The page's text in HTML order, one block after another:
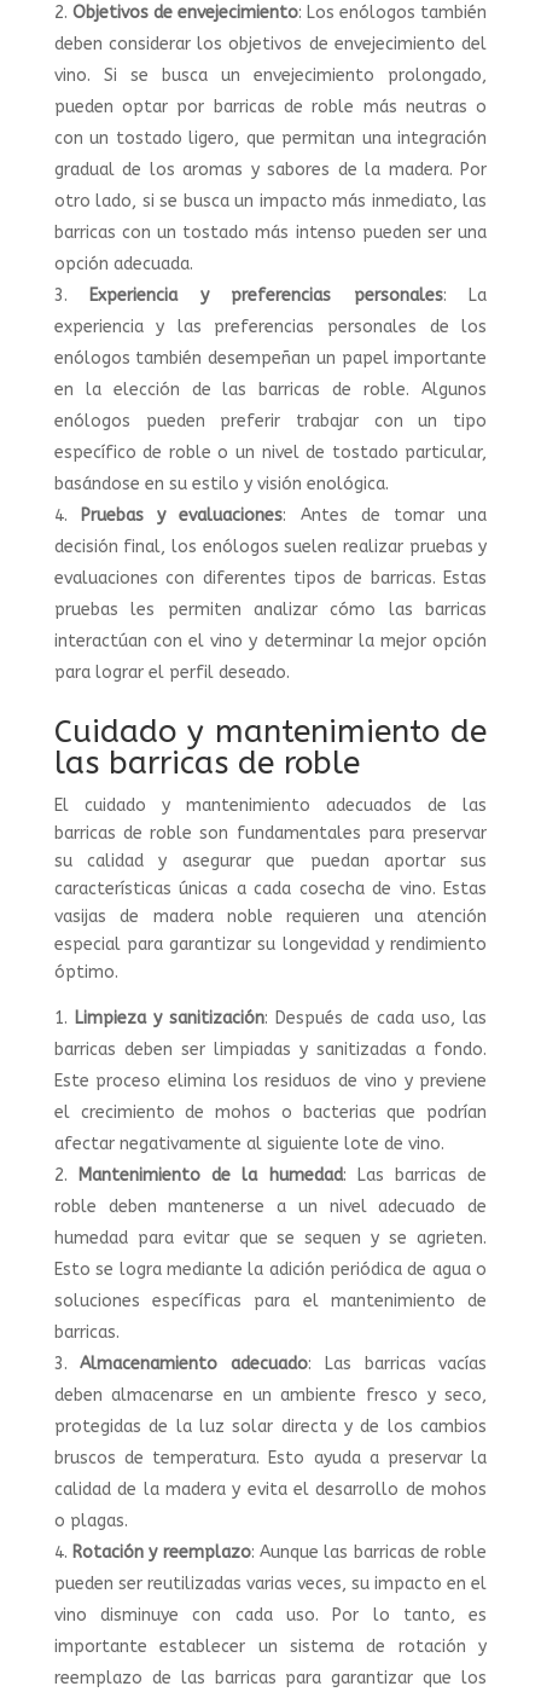
Objetivos de envejecimiento: Los enólogos también
deben considerar los objetivos de envejecimiento del
vino. Si se busca un envejecimiento prolongado,
pueden optar por barricas de roble más neutras o
con un tostado ligero, que permitan una integración
gradual de los aromas y sabores de la madera. Por
otro lado, si se busca un impacto más inmediato, las
barricas con un tostado más intenso pueden ser una
opción adecuada.
Experiencia y preferencias personales: La
experiencia y las preferencias personales de los
enólogos también desempeñan un papel importante
en la elección de las barricas de roble. Algunos
enólogos pueden preferir trabajar con un tipo
específico de roble o un nivel de tostado particular,
basándose en su estilo y visión enológica.
Pruebas y evaluaciones: Antes de tomar una
decisión final, los enólogos suelen realizar pruebas y
evaluaciones con diferentes tipos de barricas. Estas
pruebas les permiten analizar cómo las barricas
interactúan con el vino y determinar la mejor opción
para lograr el perfil deseado.
Cuidado y mantenimiento de
las barricas de roble
El cuidado y mantenimiento adecuados de las
barricas de roble son fundamentales para preservar
su calidad y asegurar que puedan aportar sus
características únicas a cada cosecha de vino. Estas
vasijas de madera noble requieren una atención
especial para garantizar su longevidad y rendimiento
óptimo.
Limpieza y sanitización: Después de cada uso, las
barricas deben ser limpiadas y sanitizadas a fondo.
Este proceso elimina los residuos de vino y previene
el crecimiento de mohos o bacterias que podrían
afectar negativamente al siguiente lote de vino.
Mantenimiento de la humedad: Las barricas de
roble deben mantenerse a un nivel adecuado de
humedad para evitar que se sequen y se agrieten.
Esto se logra mediante la adición periódica de agua o
soluciones específicas para el mantenimiento de
barricas.
Almacenamiento adecuado: Las barricas vacías
deben almacenarse en un ambiente fresco y seco,
protegidas de la luz solar directa y de los cambios
bruscos de temperatura. Esto ayuda a preservar la
calidad de la madera y evita el desarrollo de mohos
o plagas.
Rotación y reemplazo: Aunque las barricas de roble
pueden ser reutilizadas varias veces, su impacto en el
vino disminuye con cada uso. Por lo tanto, es
importante establecer un sistema de rotación y
reemplazo de las barricas para garantizar que los